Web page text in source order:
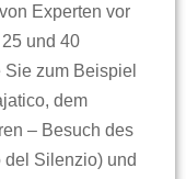
Experten vor
und 40
zum Beispiel
dem
– Besuch des
del Silenzio) und